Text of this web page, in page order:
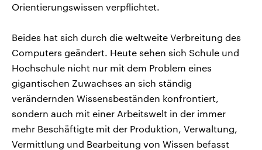
Orientierungswissen verpflichtet.
Beides hat sich durch die weltweite Verbreitung des
Computers geändert. Heute sehen sich Schule und
Hochschule nicht nur mit dem Problem eines
gigantischen Zuwachses an sich ständig
verändernden Wissensbeständen konfrontiert,
sondern auch mit einer Arbeitswelt in der immer
mehr Beschäftigte mit der Produktion, Verwaltung,
Vermittlung und Bearbeitung von Wissen befasst